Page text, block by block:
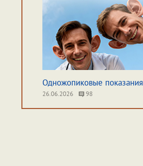
Одножопиковые показания
26.06.2026 98